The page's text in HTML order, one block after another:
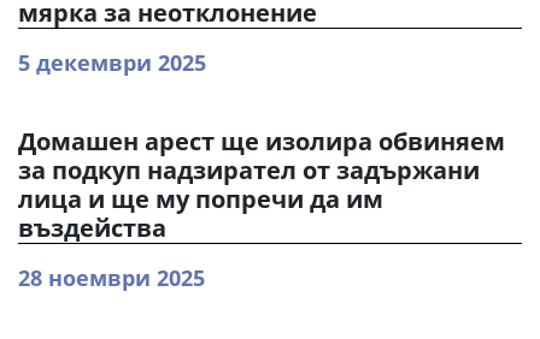
мярка за неотклонение
5 декември 2025
Домашен арест ще изолира обвиняем
за подкуп надзирател от задържани
лица и ще му попречи да им
въздейства
28 ноември 2025